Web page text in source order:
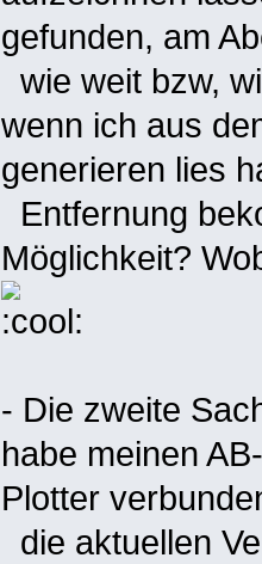
gefunden, am
wie weit bzw,
wenn ich aus
generieren lies
Entfernung
Möglichkeit?
- Die zweite
habe meinen
Plotter
die aktuellen